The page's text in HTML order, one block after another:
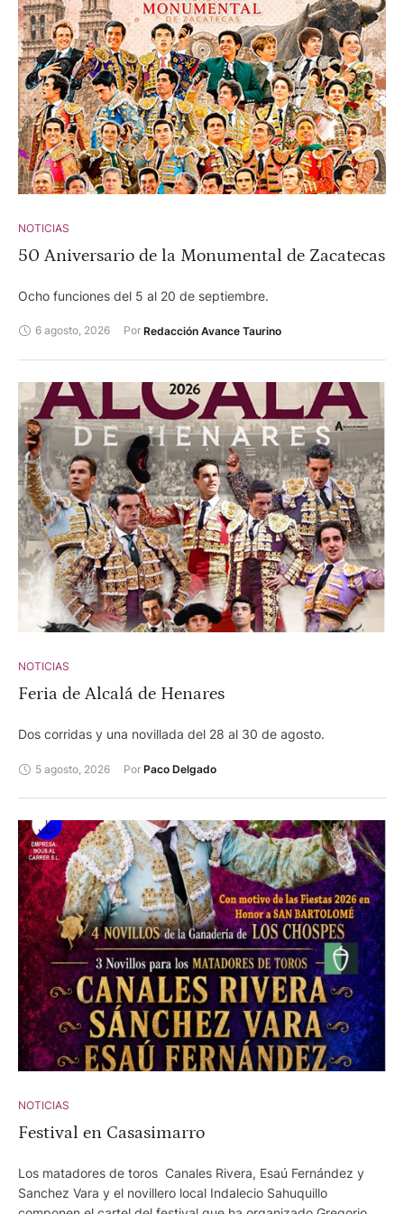
NOTICIAS
50 Aniversario de la Monumental de Zacatecas
Ocho funciones del 5 al 20 de septiembre.
6 agosto, 2026 Por Redacción Avance Taurino
NOTICIAS
Feria de Alcalá de Henares
Dos corridas y una novillada del 28 al 30 de agosto.
5 agosto, 2026 Por Paco Delgado
NOTICIAS
Festival en Casasimarro
Los matadores de toros Canales Rivera, Esaú Fernández y
Sanchez Vara y el novillero local Indalecio Sahuquillo